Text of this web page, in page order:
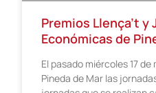
Premios Llença’t y
Económicas de
El pasado miércoles 17
Pineda de Mar las